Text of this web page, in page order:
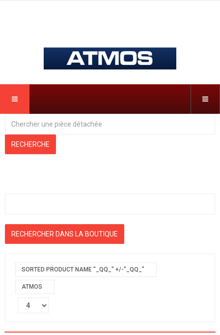
SORTED PRODUCT NAME "_QQ_" +/-"_QQ_"
ATMOS